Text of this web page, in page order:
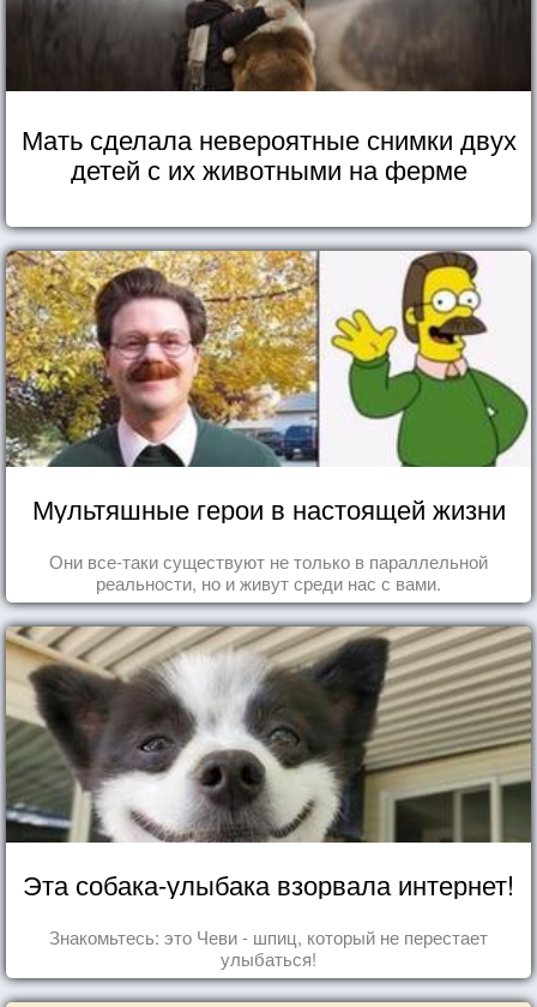
Мать сделала невероятные снимки двух
детей с их животными на ферме
Мультяшные герои в настоящей жизни
Они все-таки существуют не только в параллельной
реальности, но и живут среди нас с вами.
Эта собака-улыбака взорвала интернет!
Знакомьтесь: это Чеви - шпиц, который не перестает
улыбаться!